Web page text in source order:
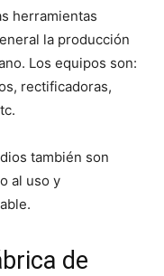
herramientas
la producción
Los equipos son:
rectificadoras,
también son
al uso y
de